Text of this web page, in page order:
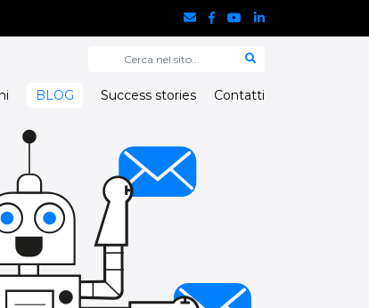
BLOG Success stories Contatti